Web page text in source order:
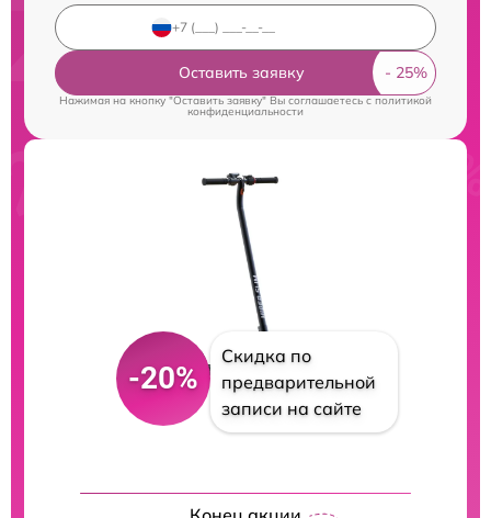
Оставить заявку
Нажимая на кнопку "Оставить заявку" Вы соглашаетесь cполитикой
конфиденциальности
-20%
Скидка по
предварительной
записи на сайте